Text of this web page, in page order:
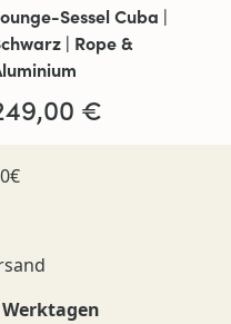
Werktagen
Sessel Cuba |
| Rope &
€